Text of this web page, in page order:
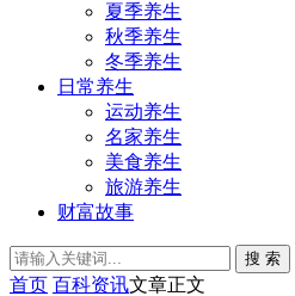
夏季养生
秋季养生
冬季养生
日常养生
运动养生
名家养生
美食养生
旅游养生
财富故事
搜 索
首页 百科资讯文章正文